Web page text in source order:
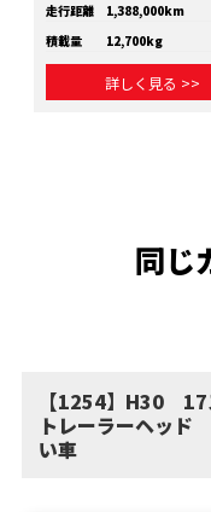
走行距離
1,388,000km
積載量
12,700kg
詳しく見る >>
同じ
【1254】H30
トレーラーヘッ
い車